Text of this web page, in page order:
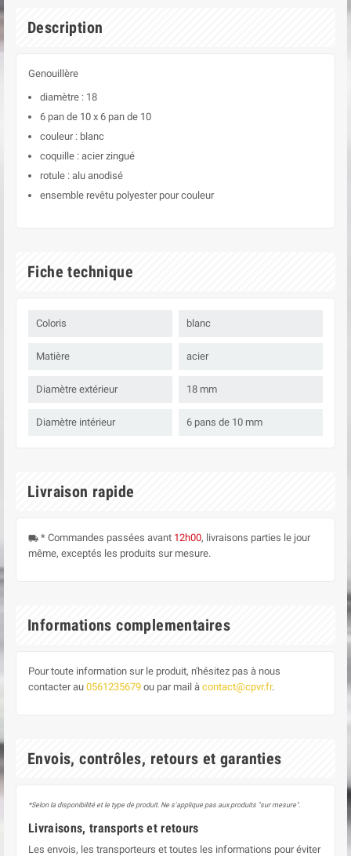
Description
Genouillère
diamètre : 18
6 pan de 10 x 6 pan de 10
couleur : blanc
coquille : acier zingué
rotule : alu anodisé
ensemble revêtu polyester pour couleur
Fiche technique
Coloris blanc
Matière acier
Diamètre extérieur 18 mm
Diamètre intérieur 6 pans de 10 mm
Livraison rapide
local_shipping * Commandes passées avant 12h00, livraisons parties le jour
même, exceptés les produits sur mesure.
Informations complementaires
Pour toute information sur le produit, n'hésitez pas à nous
contacter au 0561235679 ou par mail à contact@cpvr.fr.
Envois, contrôles, retours et garanties
*Selon la disponibilité et le type de produit. Ne s'applique pas aux produits "sur mesure".
Livraisons, transports et retours
Les envois, les transporteurs et toutes les informations pour éviter